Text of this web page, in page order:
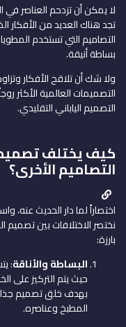
لا يمكن أن تزدحم العناصر في
تجد هناك العديد من الأفكار
التصاميم التي تستخدم
بساطة أنيقة.
ولا شك أن تلاقح الأفكار
التصميمات العالمية الأكثر
التصميم الياباني التقليدي.
كيف يختلف تصميم
التصاميم الأخرى؟
اختصاراً لما دار الحديث عنه،
نختصر الاختلافات بين تصميم
بارزة:
البساطة والأناقة:
حيث يتم التركيز على
بهدف خلق تصميم جذاب
المطبخ وعناصره.